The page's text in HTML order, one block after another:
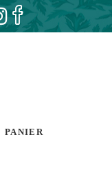
PANIER